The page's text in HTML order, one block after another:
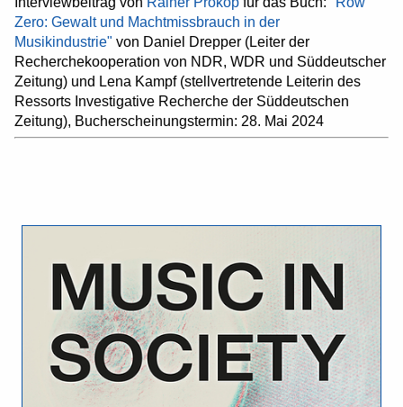
Zero: Gewalt und Machtmissbrauch in der
Musikindustrie" von Daniel Drepper (Leiter der
Recherchekooperation von NDR, WDR und Süddeutscher
Zeitung) und Lena Kampf (stellvertretende Leiterin des
Ressorts Investigative Recherche der Süddeutschen
Zeitung), Bucherscheinungstermin: 28. Mai 2024